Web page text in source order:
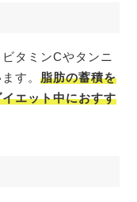
タミンCやタンニ
ます。脂肪の蓄積を
エット中におすす